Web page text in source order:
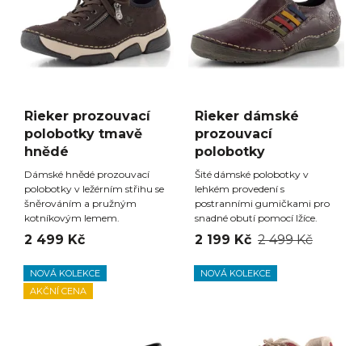
Rieker prozouvací
polobotky tmavě
hnědé
Dámské hnědé prozouvací
polobotky v ležérním střihu se
šněrováním a pružným
kotníkovým lemem.
2 499 Kč
Rieker dámské
prozouvací
polobotky
Šité dámské polobotky v
lehkém provedení s
postranními gumičkami pro
snadné obutí pomocí lžíce.
2 199 Kč 2 499 Kč
NOVÁ KOLEKCE
AKČNÍ CENA
NOVÁ KOLEKCE